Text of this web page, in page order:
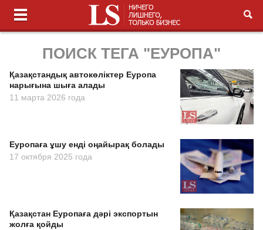
ПОИСК ТЕГА "ЕУРОПА"
Қазақстандық автокөліктер Еуропа
нарығына шыға алады
11 марта 2026 года
Еуропаға ұшу енді оңайырақ болады
17 октября 2025 года
Қазақстан Еуропаға дәрі экспортын
жолға қойды